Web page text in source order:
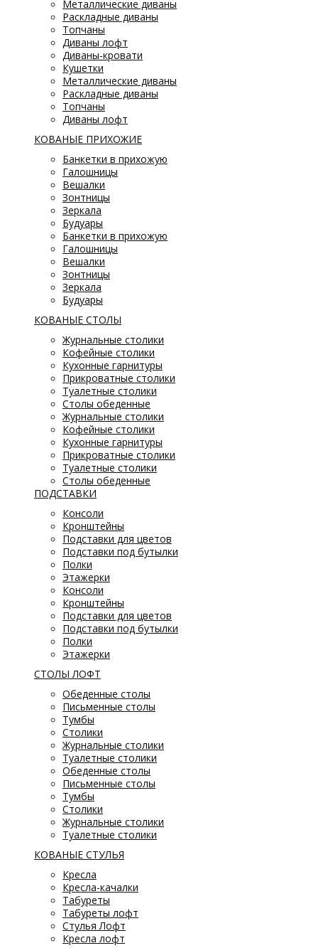
Металлические диваны
Раскладные диваны
Топчаны
Диваны лофт
Диваны-кровати
Кушетки
Металлические диваны
Раскладные диваны
Топчаны
Диваны лофт
КОВАНЫЕ ПРИХОЖИЕ
Банкетки в прихожую
Галошницы
Вешалки
Зонтницы
Зеркала
Будуары
Банкетки в прихожую
Галошницы
Вешалки
Зонтницы
Зеркала
Будуары
КОВАНЫЕ СТОЛЫ
Журнальные столики
Кофейные столики
Кухонные гарнитуры
Прикроватные столики
Туалетные столики
Столы обеденные
Журнальные столики
Кофейные столики
Кухонные гарнитуры
Прикроватные столики
Туалетные столики
Столы обеденные
ПОДСТАВКИ
Консоли
Кронштейны
Подставки для цветов
Подставки под бутылки
Полки
Этажерки
Консоли
Кронштейны
Подставки для цветов
Подставки под бутылки
Полки
Этажерки
СТОЛЫ ЛОФТ
Обеденные столы
Письменные столы
Тумбы
Столики
Журнальные столики
Туалетные столики
Обеденные столы
Письменные столы
Тумбы
Столики
Журнальные столики
Туалетные столики
КОВАНЫЕ СТУЛЬЯ
Кресла
Кресла-качалки
Табуреты
Табуреты лофт
Стулья Лофт
Кресла лофт